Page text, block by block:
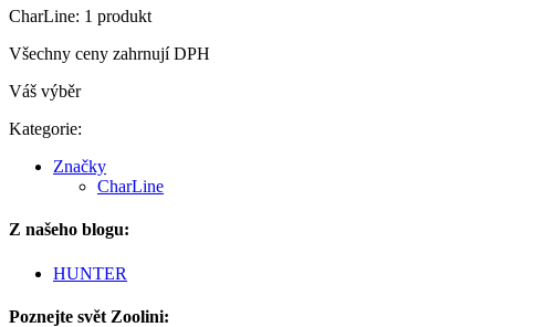
CharLine: 1 produkt
Všechny ceny zahrnují DPH
Váš výběr
Kategorie:
Značky
CharLine
Z našeho blogu:
HUNTER
Poznejte svět Zoolini: